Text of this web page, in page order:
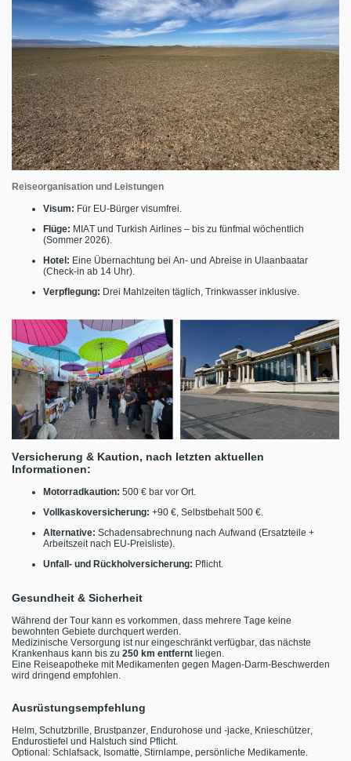
Reiseorganisation und Leistungen
Visum: Für EU-Bürger visumfrei.
Flüge: MIAT und Turkish Airlines – bis zu fünfmal wöchentlich
(Sommer 2026).
Hotel: Eine Übernachtung bei An- und Abreise in Ulaanbaatar
(Check-in ab 14 Uhr).
Verpflegung: Drei Mahlzeiten täglich, Trinkwasser inklusive.
Versicherung & Kaution, nach letzten aktuellen
Informationen:
Motorradkaution: 500 € bar vor Ort.
Vollkaskoversicherung: +90 €, Selbstbehalt 500 €.
Alternative: Schadensabrechnung nach Aufwand (Ersatzteile +
Arbeitszeit nach EU-Preisliste).
Unfall- und Rückholversicherung: Pflicht.
Gesundheit & Sicherheit
Während der Tour kann es vorkommen, dass mehrere Tage keine
bewohnten Gebiete durchquert werden.
Medizinische Versorgung ist nur eingeschränkt verfügbar, das nächste
Krankenhaus kann bis zu 250 km entfernt liegen.
Eine Reiseapotheke mit Medikamenten gegen Magen-Darm-Beschwerden
wird dringend empfohlen.
Ausrüstungsempfehlung
Helm, Schutzbrille, Brustpanzer, Endurohose und -jacke, Knieschützer,
Endurostiefel und Halstuch sind Pflicht.
Optional: Schlafsack, Isomatte, Stirnlampe, persönliche Medikamente.